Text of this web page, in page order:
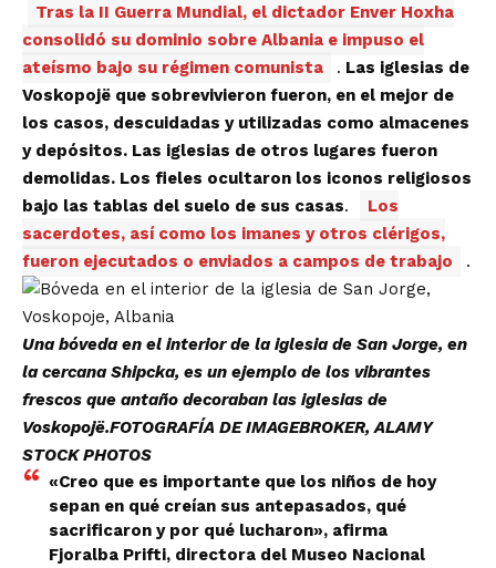
Tras la II Guerra Mundial, el dictador Enver Hoxha
consolidó su dominio sobre Albania e impuso el
ateísmo bajo su régimen comunista
. Las iglesias de
Voskopojë que sobrevivieron fueron, en el mejor de
los casos, descuidadas y utilizadas como almacenes
y depósitos. Las iglesias de otros lugares fueron
demolidas. Los fieles ocultaron los iconos religiosos
bajo las tablas del suelo de sus casas.
Los
sacerdotes, así como los imanes y otros clérigos,
fueron ejecutados o enviados a campos de trabajo
.
Una bóveda en el interior de la iglesia de San Jorge, en
la cercana Shipcka, es un ejemplo de los vibrantes
frescos que antaño decoraban las iglesias de
Voskopojë.FOTOGRAFÍA DE IMAGEBROKER,ALAMY
STOCK PHOTOS
«Creo que es importante que los niños de hoy
sepan en qué creían sus antepasados, qué
sacrificaron y por qué lucharon», afirma
Fjoralba Prifti, directora del Museo Nacional